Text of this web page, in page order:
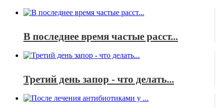
В последнее время частые расст...
Третий день запор - что делать...